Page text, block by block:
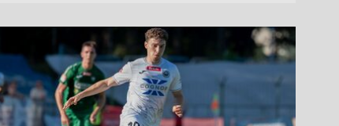
13:29 | PIŁKA NOŻNA / BETCLIC 2 LIGA